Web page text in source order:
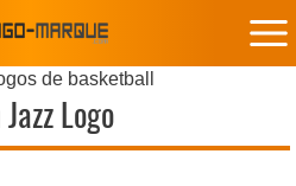
de basketball
Logo